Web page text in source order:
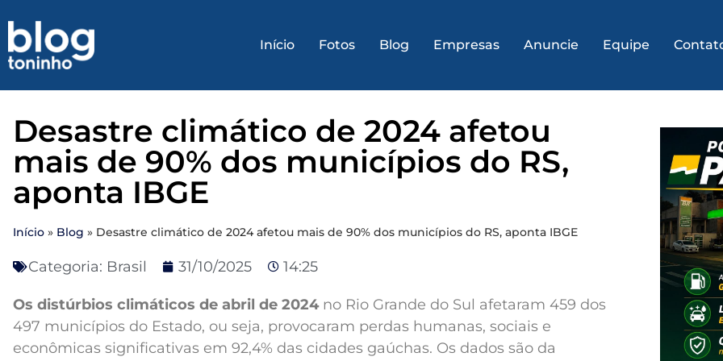
Início Fotos Blog Empresas Anuncie Equipe
Desastre climático de 2024 afetou
mais de 90% dos municípios do RS,
aponta IBGE
Início » Blog » Desastre climático de 2024 afetou mais de 90% dos municípios do RS, aponta IBGE
Categoria: Brasil 31/10/2025 14:25
Os distúrbios climáticos de abril de 2024no Rio Grande do Sul afetaram 459 dos
497 municípios do Estado, ou seja, provocaram perdas humanas, sociais e
econômicas significativas em 92,4% das cidades gaúchas. Os dados são da